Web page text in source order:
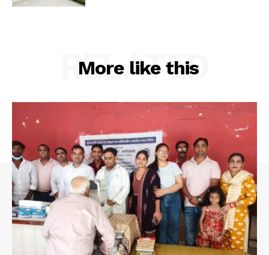
More like this
RELATED